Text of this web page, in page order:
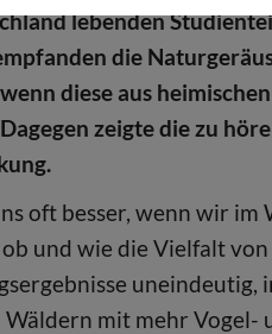
lebenden
die
diese aus
zeigte die zu
oft besser, wenn wir im
und wie die Vielfalt
uneindeutig,
mit mehr Vogel-